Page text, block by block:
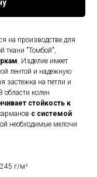
на производстве для
ткани "Томбой",
. Изделие имеет
лентой и надежную
застежка на петли и
области колен
стойкость к
с системой
необходимые мелочи
г/м²